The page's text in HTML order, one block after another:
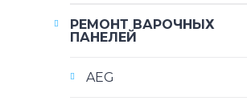
РЕМОНТ ВАРОЧНЫХ
ПАНЕЛЕЙ
AEG